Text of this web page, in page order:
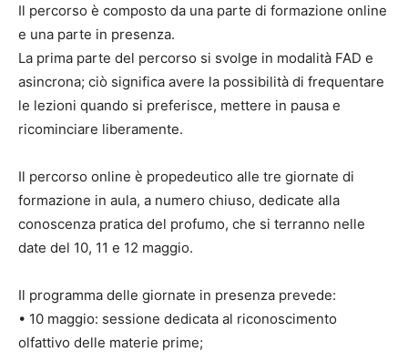
Il percorso è composto da una parte di formazione online
e una parte in presenza.
La prima parte del percorso si svolge in modalità FAD e
asincrona; ciò significa avere la possibilità di frequentare
le lezioni quando si preferisce, mettere in pausa e
ricominciare liberamente.
Il percorso online è propedeutico alle tre giornate di
formazione in aula, a numero chiuso, dedicate alla
conoscenza pratica del profumo, che si terranno nelle
date del 10, 11 e 12 maggio.
Il programma delle giornate in presenza prevede:
• 10 maggio: sessione dedicata al riconoscimento
olfattivo delle materie prime;